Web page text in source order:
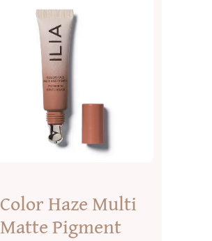
Color Haze Multi
Matte Pigment